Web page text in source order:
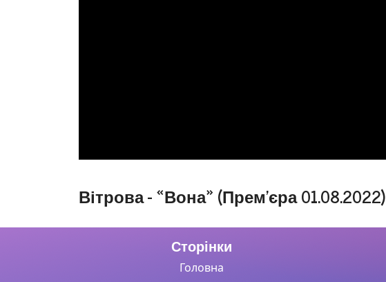
Вітрова - «Вона» (Прем’єра 01.08.2022)
Сторінки
Головна